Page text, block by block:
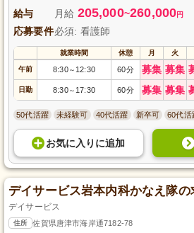
給与 月給 205,000~260,000円
応募要件必須: 看護師
就業時間 休憩 月 火
午前 8:30～ 12:30 60分 募集 募集
日勤 8:30～ 17:30 60分 募集 募集
50代活躍 未経験可 40代活躍 新卒可 60代活
お気に入り に追加
デイサービス岩本内科かなえ隊の
デイサービス
住所 佐賀県唐津市海岸通7182-78